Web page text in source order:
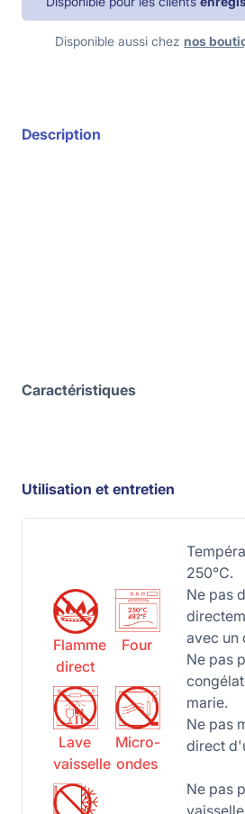
Disponible aussi chez nos
Description
Caractéristiques
Utilisation et entretien
Flamme
direct
Four
Lave
vaisselle
Micro-
ondes
250°C.
Ne pas
avec un
Ne pas
marie.
Ne pas
direct
Ne pas
vaisselle.